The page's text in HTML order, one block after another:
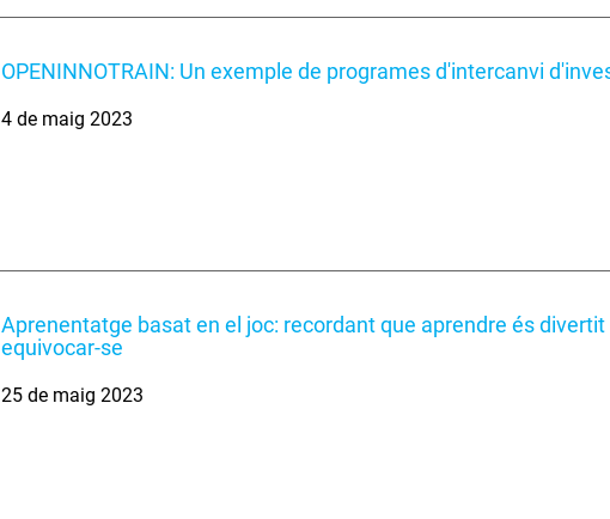
OPENINNOTRAIN: Un exemple de programes d'intercanvi
4 de maig 2023
Aprenentatge basat en el joc: recordant que aprendre és divertit
equivocar-se
25 de maig 2023